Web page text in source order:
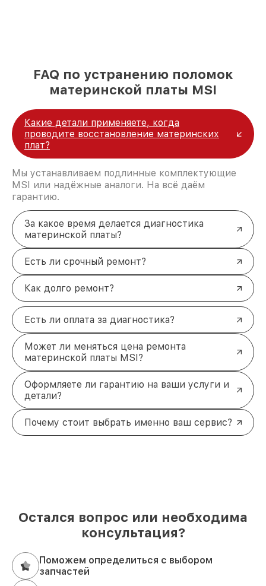
FAQ по устранению поломок
материнской платы MSI
Какие детали применяете, когда
проводите восстановление материнских
плат?
Мы устанавливаем подлинные комплектующие
MSI или надёжные аналоги. На всё даём
гарантию.
За какое время делается диагностика
материнской платы?
Есть ли срочный ремонт?
Как долго ремонт?
Есть ли оплата за диагностика?
Может ли меняться цена ремонта
материнской платы MSI?
Оформляете ли гарантию на ваши услуги и
детали?
Почему стоит выбрать именно ваш сервис?
Остался вопрос или необходима
консультация?
Поможем определиться с выбором
запчастей